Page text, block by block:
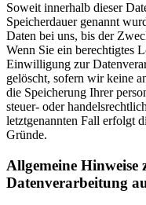
Soweit innerhalb dieser
Speicherdauer genannt
Daten bei uns, bis der
Wenn Sie ein berechtigtes
Einwilligung zur
gelöscht, sofern wir keine
die Speicherung Ihrer
steuer- oder
letztgenannten Fall erfolgt
Gründe.
Allgemeine Hinweise
Datenverarbeitung